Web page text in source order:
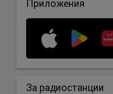
Приложения
За радиостанции